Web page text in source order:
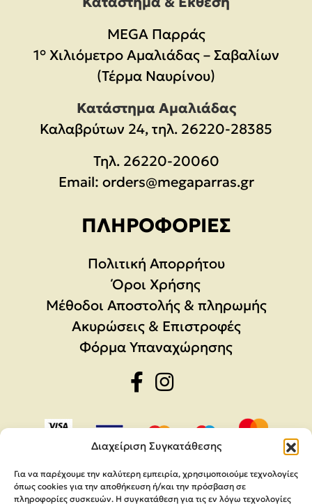
Διαχείριση Συγκατάθεσης
Για να παρέχουμε την καλύτερη εμπειρία, χρησιμοποιούμε τεχνολογίες
όπως cookies για την αποθήκευση ή/και την πρόσβαση σε
πληροφορίες συσκευών. Η συγκατάθεση για τις εν λόγω τεχνολογίες
MEGA Παρράς
1° Χιλιόμετρο Αμαλιάδας – Σαβαλίων
(Τέρμα Ναυρίνου)
Κατάστημα Αμαλιάδας
Καλαβρύτων 24, τηλ. 26220-28385
Τηλ. 26220-20060
Email: orders@megaparras.gr
ΠΛΗΡΟΦΟΡΊΕΣ
Πολιτική Απορρήτου
Όροι Χρήσης
Μέθοδοι Αποστολής & πληρωμής
Ακυρώσεις & Επιστροφές
Φόρμα Υπαναχώρησης